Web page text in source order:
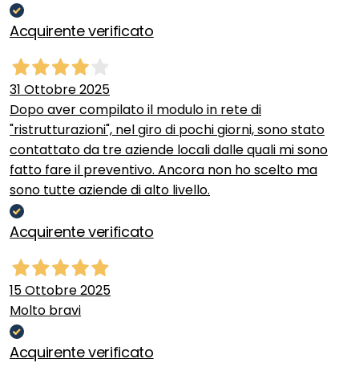
Acquirente verificato
31 Ottobre 2025
Dopo aver compilato il modulo in rete di
"ristrutturazioni", nel giro di pochi giorni, sono stato
contattato da tre aziende locali dalle quali mi sono
fatto fare il preventivo. Ancora non ho scelto ma
sono tutte aziende di alto livello.
Acquirente verificato
15 Ottobre 2025
Molto bravi
Acquirente verificato